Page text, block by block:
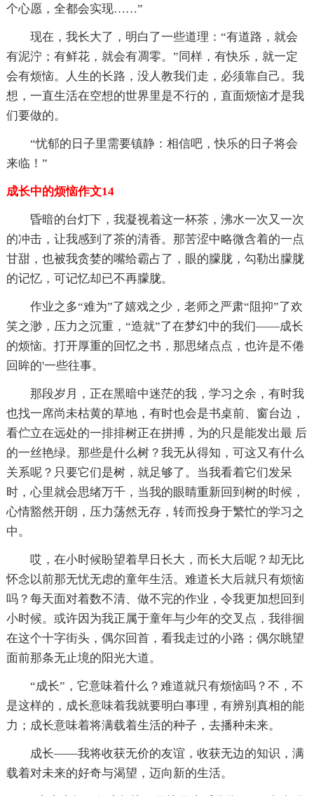
个心愿，全都会实现……”
现在，我长大了，明白了一些道理：“有道路，就会
有泥泞；有鲜花，就会有凋零。”同样，有快乐，就一定
会有烦恼。人生的长路，没人教我们走，必须靠自己。我
想，一直生活在空想的世界里是不行的，直面烦恼才是我
们要做的。
“忧郁的日子里需要镇静：相信吧，快乐的日子将会
来临！”
成长中的烦恼作文14
昏暗的台灯下，我凝视着这一杯茶，沸水一次又一次
的冲击，让我感到了茶的清香。那苦涩中略微含着的一点
甘甜，也被我贪婪的嘴给霸占了，眼的朦胧，勾勒出朦胧
的记忆，可记忆却已不再朦胧。
作业之多“难为”了嬉戏之少，老师之严肃“阻抑”了欢
笑之渺，压力之沉重，“造就”了在梦幻中的我们——成长
的烦恼。打开厚重的回忆之书，那思绪点点，也许是不倦
回眸的'一些往事。
那段岁月，正在黑暗中迷茫的我，学习之余，有时我
也找一席尚未枯黄的草地，有时也会是书桌前、窗台边，
看伫立在远处的一排排树正在拼搏，为的只是能发出最 后
的一丝艳绿。那些是什么树？我无从得知，可这又有什么
关系呢？只要它们是树，就足够了。当我看着它们发呆
时，心里就会思绪万千，当我的眼睛重新回到树的时候，
心情豁然开朗，压力荡然无存，转而投身于繁忙的学习之
中。
哎，在小时候盼望着早日长大，而长大后呢？却无比
怀念以前那无忧无虑的童年生活。难道长大后就只有烦恼
吗？每天面对着数不清、做不完的作业，令我更加想回到
小时候。或许因为我正属于童年与少年的交叉点，我徘徊
在这个十字街头，偶尔回首，看我走过的小路；偶尔眺望
面前那条无止境的阳光大道。
“成长”，它意味着什么？难道就只有烦恼吗？不，不
是这样的，成长意味着我就要明白事理，有辨别真相的能
力；成长意味着将满载着生活的种子，去播种未来。
成长——我将收获无价的友谊，收获无边的知识，满
载着对未来的好奇与渴望，迈向新的生活。